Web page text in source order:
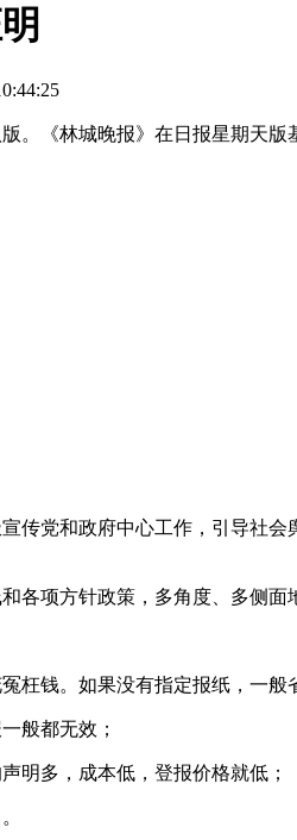
。《林城晚报》在日报星期天
传党和政府中心工作，引导社
各项方针政策，多角度、多侧面
枉钱。如果没有指定报纸，一般
般都无效；
明多，成本低，登报价格就低；